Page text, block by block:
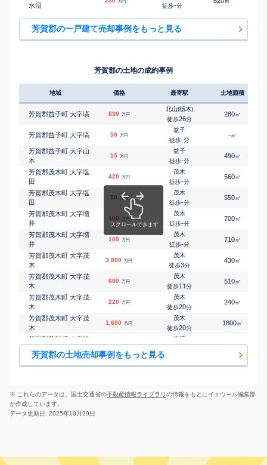
水沼
万円
徒歩-分
芳賀郡の一戸建て売却事例をもっと見る
芳賀郡の土地の成約事例
地域 価格 最寄駅 土地面積
芳賀郡益子町 大字塙 630 万円
北山(栃木)
徒歩26分
280㎡
芳賀郡益子町 大字塙 50 万円
益子
徒歩-分
-㎡
芳賀郡益子町 大字山
本
15 万円
益子
徒歩-分
490㎡
芳賀郡茂木町 大字塩
田
420 万円
茂木
徒歩-分
560㎡
芳賀郡茂木町 大字塩
田
50 万円
茂木
徒歩-分
550㎡
芳賀郡茂木町 大字増
井
100 万円
茂木
徒歩-分
700㎡
芳賀郡茂木町 大字増
井
100 万円
茂木
徒歩-分
710㎡
芳賀郡茂木町 大字茂
木
3,800 万円
茂木
徒歩3分
430㎡
芳賀郡茂木町 大字茂
木
680 万円
茂木
徒歩11分
510㎡
芳賀郡茂木町 大字茂
木
220 万円
茂木
徒歩20分
240㎡
芳賀郡茂木町 大字茂
木
1,600 万円
茂木
徒歩20分
1800㎡
芳賀郡芳賀町 大字祖
母井
800 万円
市塙
700㎡
芳賀郡芳賀町 大字祖
母井
2,000 万円
-
-㎡
高橋
徒歩-分
芳賀郡芳賀町 大字西
水沼
芳賀郡の土地売却事例をもっと見る
※ これらのデータは、国土交通省の不動産情報ライブラリの情報をもとにイエウール編集部
が作成しています。
データ更新日: 2025年10月29日